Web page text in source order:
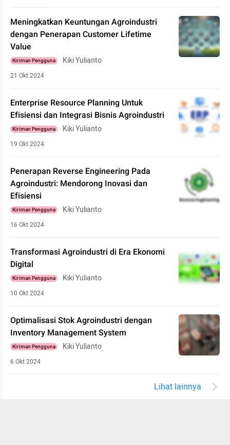
Meningkatkan Keuntungan Agroindustri
dengan Penerapan Customer Lifetime
Value
Kiriman Pengguna Kiki Yulianto
21 Okt 2024
Enterprise Resource Planning Untuk
Efisiensi dan Integrasi Bisnis Agroindustri
Kiriman Pengguna Kiki Yulianto
19 Okt 2024
Penerapan Reverse Engineering Pada
Agroindustri: Mendorong Inovasi dan
Efisiensi
Kiriman Pengguna Kiki Yulianto
16 Okt 2024
Transformasi Agroindustri di Era Ekonomi
Digital
Kiriman Pengguna Kiki Yulianto
10 Okt 2024
Optimalisasi Stok Agroindustri dengan
Inventory Management System
Kiriman Pengguna Kiki Yulianto
6 Okt 2024
Lihat lainnya